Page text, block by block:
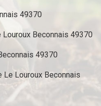
49370
Beconnais 49370
49370
Louroux Beconnais